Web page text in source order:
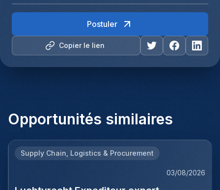
Copier le lien
Postuler
Opportunités similaires
Supply Chain, Logistics & Procurement
03/08/2026